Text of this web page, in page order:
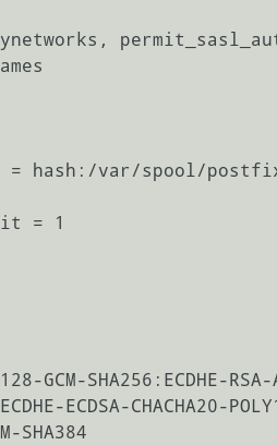
= hash:/var/spool/
= 1
SHA256:ECDHE-RSA-
ECDSA-CHACHA20-
SHA384